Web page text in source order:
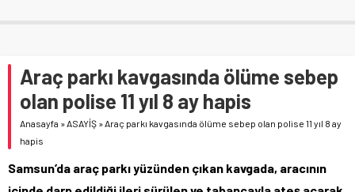
Araç parkı kavgasında ölüme sebep
olan polise 11 yıl 8 ay hapis
Anasayfa »ASAYİŞ »Araç parkı kavgasında ölüme sebep olan polise 11 yıl 8 ay
hapis
Samsun’da araç parkı yüzünden çıkan kavgada, aracının